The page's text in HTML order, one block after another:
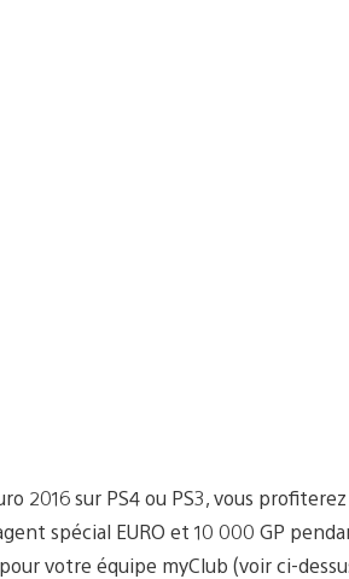
2016 sur PS4 ou PS3, vous profiterez
spécial EURO et 10 000 GP
votre équipe myClub (voir ci-